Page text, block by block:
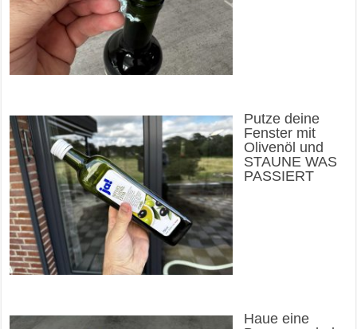
Putze deine
Fenster mit
Olivenöl und
STAUNE WAS
PASSIERT
Haue eine